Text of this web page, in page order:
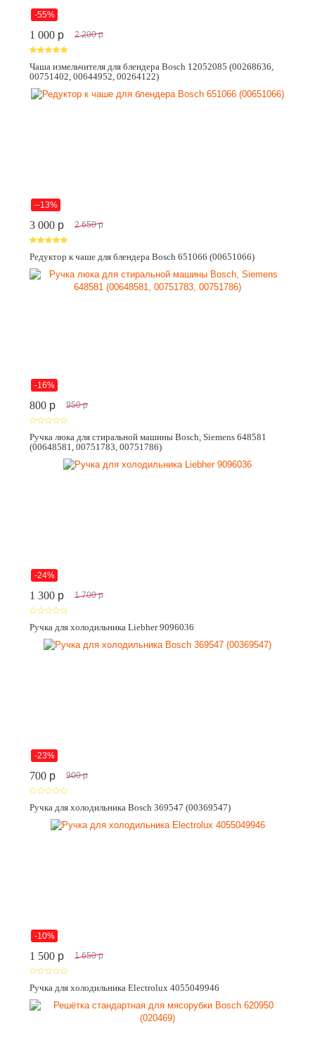
-55%
1 000 p 2 200 p
Чаша измельчителя для блендера Bosch 12052085 (00268636,
00751402, 00644952, 00264122)
--13%
3 000 p 2 650 p
Редуктор к чаше для блендера Bosch 651066 (00651066)
-16%
800 p 950 p
Ручка люка для стиральной машины Bosch, Siemens 648581
(00648581, 00751783, 00751786)
-24%
1 300 p 1 700 p
Ручка для холодильника Liebher 9096036
-23%
700 p 900 p
Ручка для холодильника Bosch 369547 (00369547)
-10%
1 500 p 1 650 p
Ручка для холодильника Electrolux 4055049946